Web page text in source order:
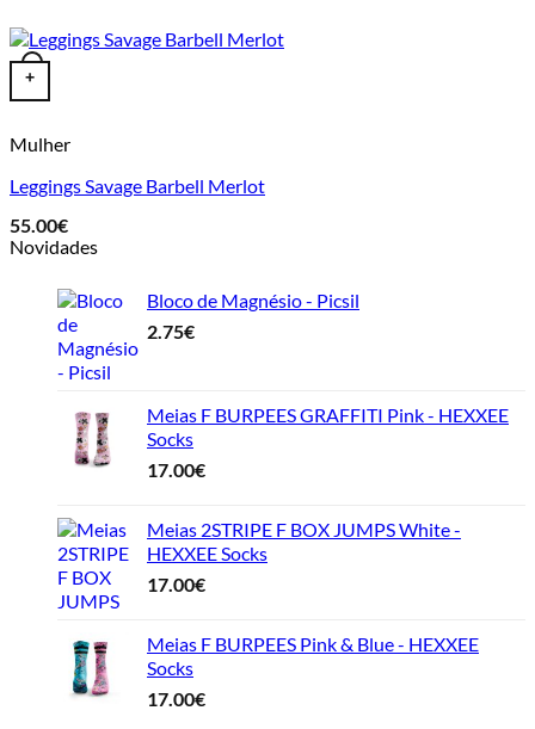
+
This product has multiple variants. The options may be chosen
Mulher
Leggings Savage Barbell Merlot
55.00€
Novidades
Bloco de Magnésio - Picsil
2.75€
Meias F BURPEES GRAFFITI Pink - HEXXEE
Socks
17.00€
Meias 2STRIPE F BOX JUMPS White -
HEXXEE Socks
17.00€
Meias F BURPEES Pink & Blue - HEXXEE
Socks
17.00€